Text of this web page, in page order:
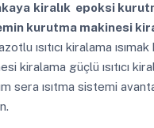
kiralık epoksi
kurutma makinesi
ısıtıcı kiralama ısımak
kiralama güçlü ısıtıcı
sera ısıtma sistemi